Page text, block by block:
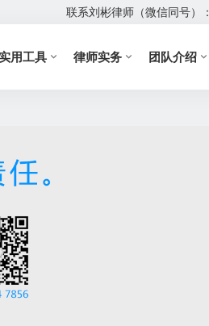
联系刘彬律师（微信同号）：
用工具 律师实务 团队介绍